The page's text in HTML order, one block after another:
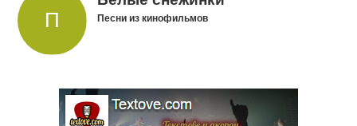
Песни из кинофильмов